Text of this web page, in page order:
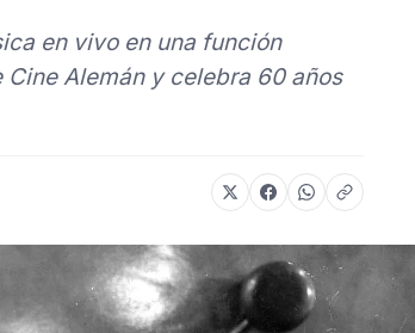
en vivo en una función
Alemán y celebra 60 años